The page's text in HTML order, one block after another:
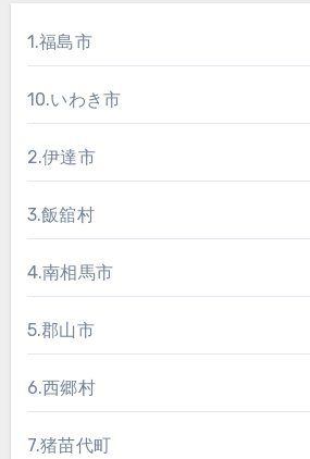
1.福島市
10.いわき市
2.伊達市
3.飯舘村
4.南相馬市
5.郡山市
6.西郷村
7.猪苗代町